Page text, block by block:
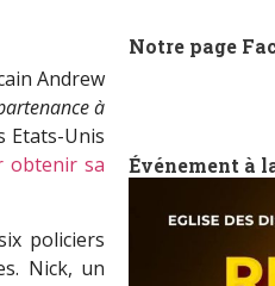
Notre page
Événement à
Andrew
à
Etats-Unis
obtenir sa
policiers
Nick, un